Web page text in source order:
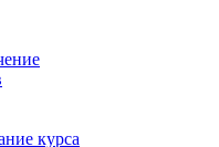
курса